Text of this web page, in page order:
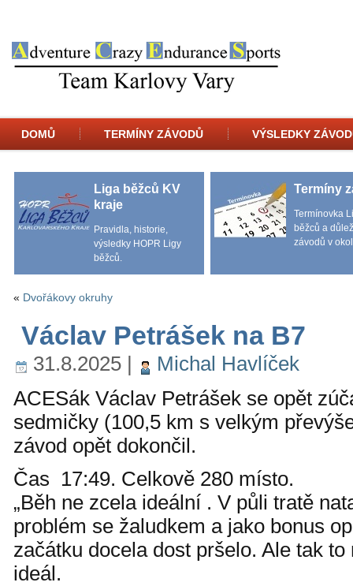
DOMŮ TERMÍNY ZÁVODŮ VÝSLEDKY
Liga běžců KV
kraje
Pravidla, historie,
výsledky HOPR Ligy
běžců.
Termíny
Termínovka
běžců a
závodů v
« Dvořákovy okruhy
Václav Petrášek na B7
31.8.2025 |
Michal Havlíček
ACESák Václav Petrášek se opět
sedmičky (100,5 km s velkým
závod opět dokončil.
Čas 17:49. Celkově 280 místo.
„Běh ne zcela ideální . V půli tratě
problém se žaludkem a jako bonus
začátku docela dost pršelo. Ale tak
ideál.